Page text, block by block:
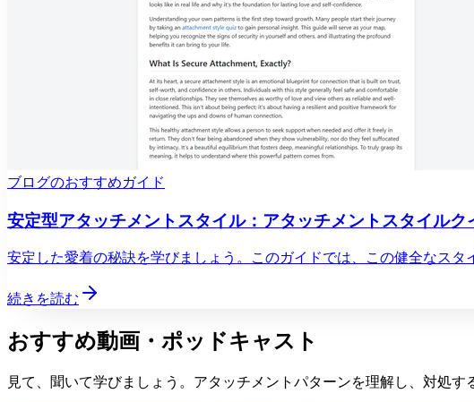
ブログのおすすめガイド
安定型アタッチメントスタイル：アタッチメントスタイルク
安定した愛着の秘訣を学びましょう。このガイドでは、この健全なス
続きを読む
おすすめ動画・ポッドキャスト
見て、聞いて学びましょう。アタッチメントパターンを理解し、対処